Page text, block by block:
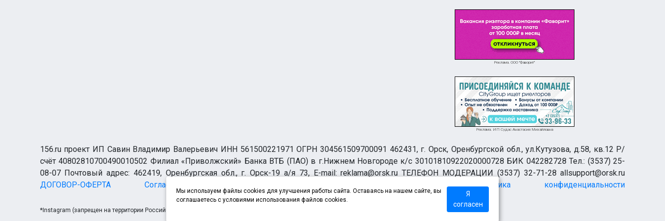
Реклама. ООО "Фаворит"
Реклама. ИП Судас Анастасия Михайловна
156.ru проект ИП Савин Владимир Валерьевич ИНН 561500221971 ОГРН 304561509700091 462431, г. Орск, Оренбургской обл., ул.Кутузова, д.58, кв.12 Р/
счёт 40802810700490010502 Филиал «Приволжский» Банка ВТБ (ПАО) в г.Нижнем Новгороде к/с 30101810922020000728 БИК 042282728 Тел.: (3537) 25-
08-07 Почтовый адрес: 462419, Оренбургская обл., г. Орск-19 а/я 73, E-mail: reklama@orsk.ru ТЕЛЕФОН МОДЕРАЦИИ (3537) 32-71-28 allsupport@orsk.ru
ДОГОВОР-ОФЕРТА
Согласие на обработку персональных данных Политика конфиденциальности
*Instagram (запрещен на территории Российской Федерации)
Мы используем файлы cookies для улучшения работы сайта. Оставаясь на нашем сайте, вы
соглашаетесь с условиями использования файлов cookies.
Я
согласен